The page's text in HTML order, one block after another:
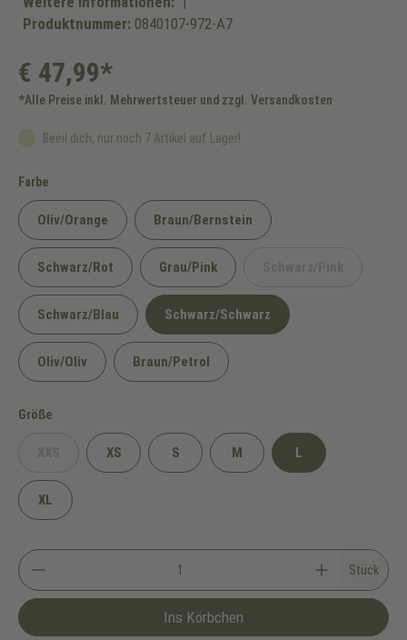
Produktnummer: 0840107-972-A7
€ 47,99*
*Alle Preise inkl. Mehrwertsteuer und zzgl. Versandkosten
Beeil dich, nur noch 7 Artikel auf Lager!
Farbeauswählen
Oliv/Orange Braun/Bernstein
Schwarz/Rot Grau/Pink
Schwarz/Blau Schwarz/Schwarz
Oliv/Oliv Braun/Petrol
Größeauswählen
(Diese Option ist zurzeit nicht verfügbar.)
XS S M L
XL
Stück
Ins Körbchen